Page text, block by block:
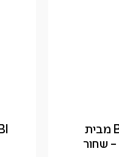
כירת צד BUILT IN מבית